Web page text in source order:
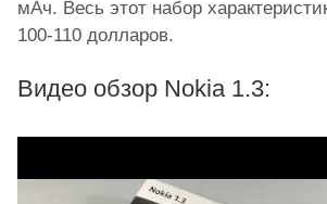
мАч. Весь этот набор
100-110 долларов.
Видео обзор Nokia 1.3: